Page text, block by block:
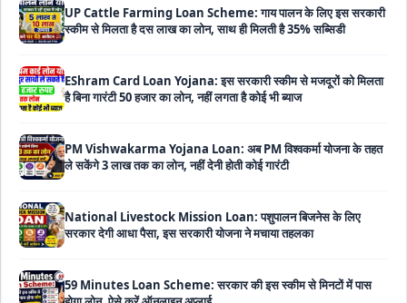
EShram Card Loan Yojana: इस सरकारी स्कीम से मजदूरों को मिलता
PM Vishwakarma Yojana Loan: अब PM विश्वकर्मा योजना के तहत
National Livestock Mission Loan: पशुपालन बिजनेस के लिए
59 Minutes Loan Scheme: सरकार की इस स्कीम से मिनटों में पास
MSME Loan Apply Online: इस प्रकार बिजनेस के लिए से ले सकते है